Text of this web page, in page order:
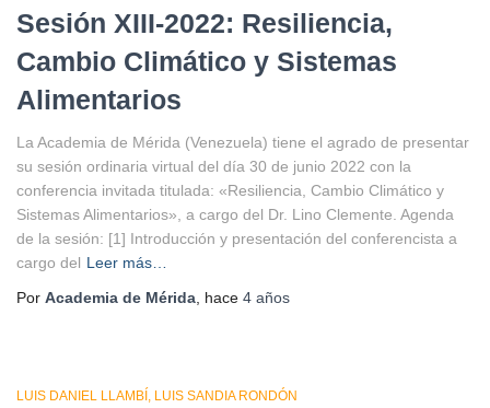
Sesión XIII-2022: Resiliencia,
Cambio Climático y Sistemas
Alimentarios
La Academia de Mérida (Venezuela) tiene el agrado de presentar
su sesión ordinaria virtual del día 30 de junio 2022 con la
conferencia invitada titulada: «Resiliencia, Cambio Climático y
Sistemas Alimentarios», a cargo del Dr. Lino Clemente. Agenda
de la sesión: [1] Introducción y presentación del conferencista a
cargo del Leer más…
Por Academia de Mérida , hace 4 años
LUIS DANIEL LLAMBÍ LUIS SANDIA RONDÓN